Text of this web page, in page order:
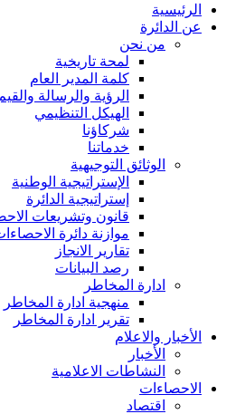
الرئيسية
عن الدائرة
من نحن
لمحة تاريخية
كلمة المدير العام
الرؤية والرسالة والقيم
الهيكل التنظيمي
شركاؤنا
خدماتنا
الوثائق التوجيهية
الإستراتيجية الوطنية
إستراتيجية الدائرة
قانون وتشريعات
موازنة دائرة
تقارير الانجاز
رصد البيانات
ادارة المخاطر
منهجية ادارة المخاطر
تقرير ادارة المخاطر
الأخبار والاعلام
الأخبار
النشاطات الاعلامية
الاحصاءات
اقتصاد